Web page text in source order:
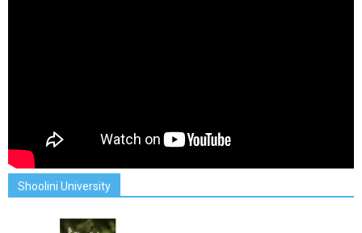
Shoolini University